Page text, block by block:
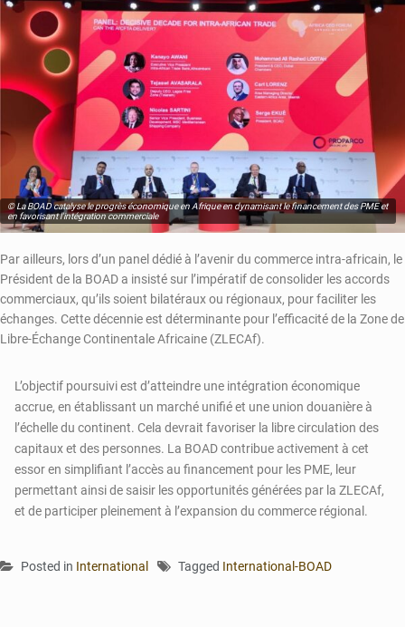
© La BOAD catalyse le progrès économique en Afrique en dynamisant le financement des PME et
en favorisant l'intégration commerciale
Par ailleurs, lors d’un panel dédié à l’avenir du commerce intra-africain, le
Président de la BOAD a insisté sur l’impératif de consolider les accords
commerciaux, qu’ils soient bilatéraux ou régionaux, pour faciliter les
échanges. Cette décennie est déterminante pour l’efficacité de la Zone de
Libre-Échange Continentale Africaine (ZLECAf).
L’objectif poursuivi est d’atteindre une intégration économique
accrue, en établissant un marché unifié et une union douanière à
l’échelle du continent. Cela devrait favoriser la libre circulation des
capitaux et des personnes. La BOAD contribue activement à cet
essor en simplifiant l’accès au financement pour les PME, leur
permettant ainsi de saisir les opportunités générées par la ZLECAf,
et de participer pleinement à l’expansion du commerce régional.
Posted in International Tagged International-BOAD